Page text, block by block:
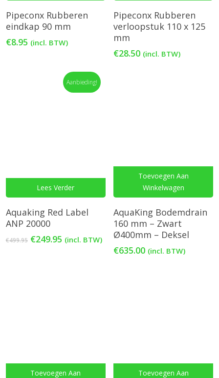
Pipeconx Rubberen
eindkap 90 mm
€8.95 (incl. BTW)
Pipeconx Rubberen
verloopstuk 110 x 125
mm
€28.50 (incl. BTW)
Aanbieding!
Lees Verder
Aquaking Red Label
ANP 20000
€499.95 Oorspronkelijke
€249.95Huidige
(incl. BTW)
Toevoegen Aan
Winkelwagen
AquaKing Bodemdrain
160 mm – Zwart
Ø400mm – Deksel
€635.00 (incl. BTW)
Toevoegen Aan
Toevoegen Aan